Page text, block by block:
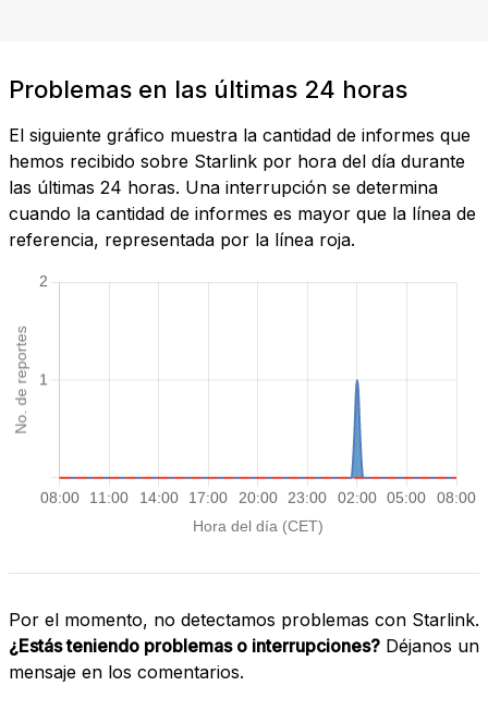
Problemas en las últimas 24 horas
El siguiente gráfico muestra la cantidad de informes que
hemos recibido sobre Starlink por hora del día durante
las últimas 24 horas. Una interrupción se determina
cuando la cantidad de informes es mayor que la línea de
referencia, representada por la línea roja.
Por el momento, no detectamos problemas con Starlink.
¿Estás teniendo problemas o interrupciones? Déjanos un
mensaje en los comentarios.